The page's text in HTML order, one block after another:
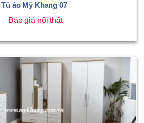
Tủ áo Mỹ Khang 07
Báo giá nội thất